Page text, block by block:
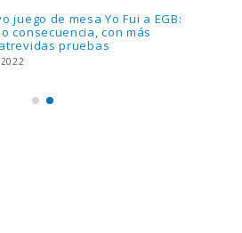
juego de mesa Yo Fui a EGB:
consecuencia, con más
pruebas